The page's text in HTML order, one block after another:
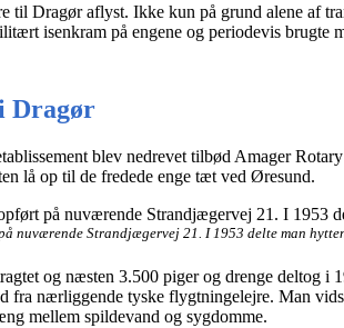
til Dragør aflyst. Ikke kun på grund alene af
isenkram på engene og periodevis brugte
Dragør
blev nedrevet tilbød Amager
lå op til de fredede enge tæt ved Øresund.
nuværende Strandjægervej 21. I 1953 delte man
og næsten 3.500 piger og drenge deltog i
fra nærliggende tyske flygtningelejre. Man
mellem spildevand og sygdomme.